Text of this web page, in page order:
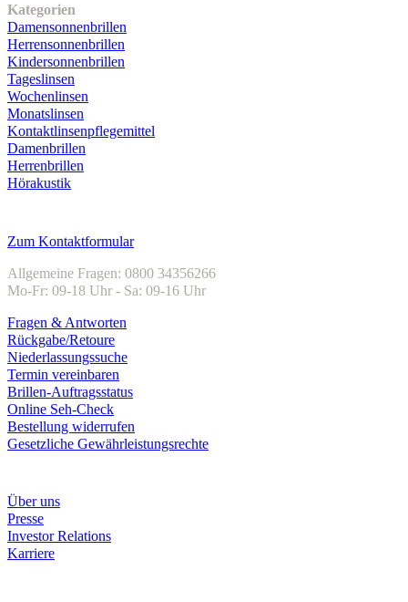
Kategorien
Damensonnenbrillen
Herrensonnenbrillen
Kindersonnenbrillen
Tageslinsen
Wochenlinsen
Monatslinsen
Kontaktlinsenpflegemittel
Damenbrillen
Herrenbrillen
Hörakustik
Zum Kontaktformular
Allgemeine Fragen: 0800 34356266
Mo-Fr: 09-18 Uhr - Sa: 09-16 Uhr
Fragen & Antworten
Rückgabe/Retoure
Niederlassungssuche
Termin vereinbaren
Brillen-Auftragsstatus
Online Seh-Check
Bestellung widerrufen
Gesetzliche Gewährleistungsrechte
Über uns
Presse
Investor Relations
Karriere